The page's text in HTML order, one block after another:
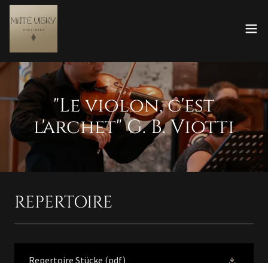
"Le violon, c'est
l'archet" G. B. Viotti
REPERTOIRE
Repertoire Stücke (pdf)